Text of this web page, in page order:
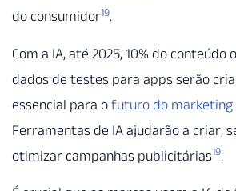
do consumidor19.
Com a IA, até 2025, 10% do conteúdo
dados de testes para apps serão
essencial para o futuro do marketing
Ferramentas de IA ajudarão a criar,
otimizar campanhas publicitárias19.